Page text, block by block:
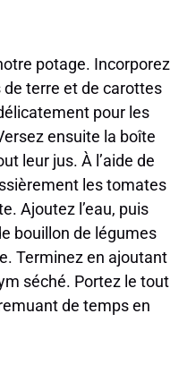
potage. Incorporez
terre et de carottes
pour les
ensuite la boîte
leur jus. À l’aide de
les tomates
Ajoutez l’eau, puis
bouillon de légumes
Terminez en ajoutant
séché. Portez le tout
de temps en